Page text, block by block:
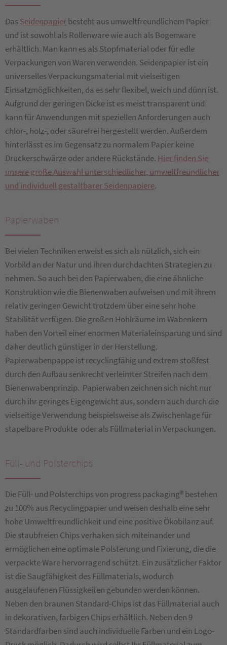
DasSeidenpapierbesteht aus umweltfreundlichem Papier
und ist sowohl als Rollenware wie auch als Bogenware
erhältlich. Man kann es als Stopfmaterial oder für edle
Verpackungen von Waren verwenden. Seidenpapier ist ein
universelles Verpackungsmaterial mit vielseitigen
Einsatzmöglichkeiten, da es sehr flexibel, weich und dünn ist.
Aufgrund der geringen Dicke ist es meist transparent und
kann für Anwendungen mit speziellen Anforderungen auch
chlor-, holz-, oder säurefrei hergestellt werden. Außerdem
hinterlässt es im Gegensatz zu normalem Papier keine
Druckerschwärze oder andere Rückstände. Hier finden Sie
unsere große Auswahl unterschiedlicher, umweltfreundlicher
und individuell gestaltbarer Seidenpapiere.
Papierwaben
Bei vielen Techniken erweist es sich als nützlich, sich ein
Vorbild an der Natur und ihren durchdachten Strategien zu
nehmen. So auch bei den Papierwaben, die eine ähnliche
Konstruktion wie die Bienenwaben aufweisen und mit ihrem
relativ geringen Gewicht trotzdem über eine sehr hohe
Stabilität verfügen. Die großen Hohlräume im Wabenkern
haben den Vorteil einer enormen Materialeinsparung und sind
daher deutlich günstiger in der Herstellung.
Papierwabenpappe ist recyclingfähig und extrem stoßfest
durch den Aufbau senkrecht verleimter Streifen nach dem
Bienenwabenprinzip. Papierwaben zeichnen sich nicht nur
durch ihr geringes Eigengewicht aus, sondern auch durch die
vielseitige Verwendung beispielsweise als Zwischenlage für
stapelbare Produkte oder als Füllmaterial in Verpackungen.
Füll- und Polsterchips
Die Füll- und Polsterchips von progress packaging® bestehen
zu 100% aus Recyclingpapier und weisen deshalb eine sehr
hohe Umweltfreundlichkeit und eine positive Ökobilanz auf.
Die staubfreien Chips verhaken sich miteinander und
ermöglichen eine optimale Polsterung und Fixierung, die die
verpackte Ware hervorragend schützt. Ein zusätzlicher Faktor
ist die Saugfähigkeit des Füllmaterials, wodurch
ausgelaufenen Flüssigkeiten gebunden werden können.
Neben den braunen Standard-Chips ist das Füllmaterial auch
in dekorativen, farbigen Chips erhältlich. Neben den 9
Standardfarben sind auch individuelle Farben und ein Logo-